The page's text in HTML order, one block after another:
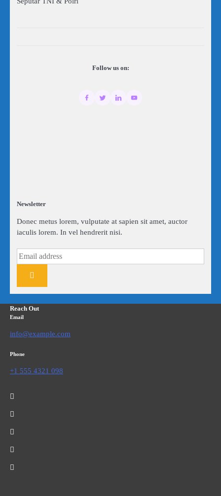
Follow us on:
Newsletter
Donec metus lorem, vulputate at sapien sit amet, auctor
iaculis lorem. In vel hendrerit nisi.
Reach Out
Email
info@example.com
Phone
+1 555 4321 098